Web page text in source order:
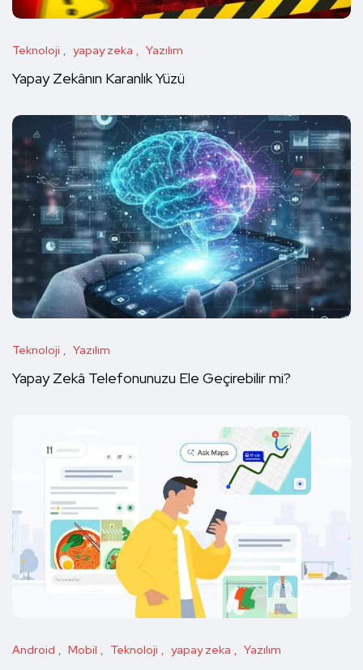
Teknoloji yapay zeka Yazılım
Yapay Zekânın Karanlık Yüzü
Teknoloji Yazılım
Yapay Zekâ Telefonunuzu Ele Geçirebilir mi?
Android Mobil Teknoloji yapay zeka Yazılım